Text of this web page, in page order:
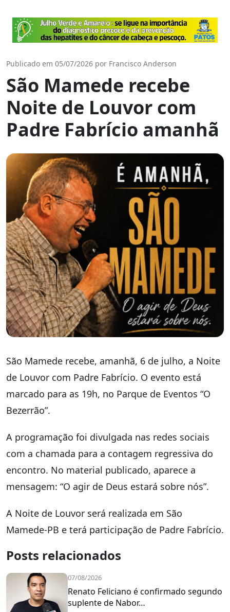
Publicado em 05/07/2026 por Francisco Anderson
São Mamede recebe
Noite de Louvor com
Padre Fabrício amanhã
São Mamede recebe, amanhã, 6 de julho, a Noite
de Louvor com Padre Fabrício. O evento está
marcado para as 19h, no Parque de Eventos “O
Bezerrão”.
A programação foi divulgada nas redes sociais
com a chamada para a contagem regressiva do
encontro. No material publicado, aparece a
mensagem: “O agir de Deus estará sobre nós”.
A Noite de Louvor será realizada em São
Mamede-PB e terá participação de Padre Fabrício.
Posts relacionados
07/08/2026
Renato Feliciano é confirmado segundo
suplente de Nabor…